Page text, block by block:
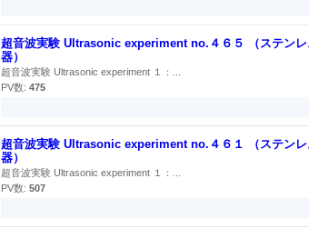
超音波実験 Ultrasonic experiment no.４６５ （ステンレ
器）
超音波実験 Ultrasonic experiment １：...
PV数: 475
超音波実験 Ultrasonic experiment no.４６１ （ステンレ
器）
超音波実験 Ultrasonic experiment １：...
PV数: 507